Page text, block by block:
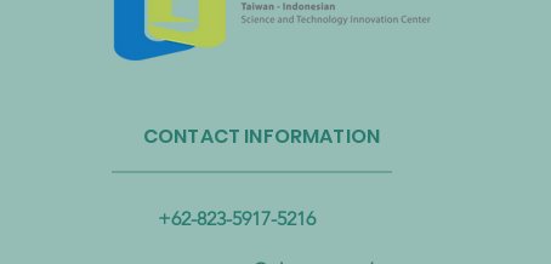
Internasional Taoyuan Bermitra
untuk Mendorong Sirkulasi
Sumber Daya Plastik
CONTACT INFORMATION
+62-823-5917-5216